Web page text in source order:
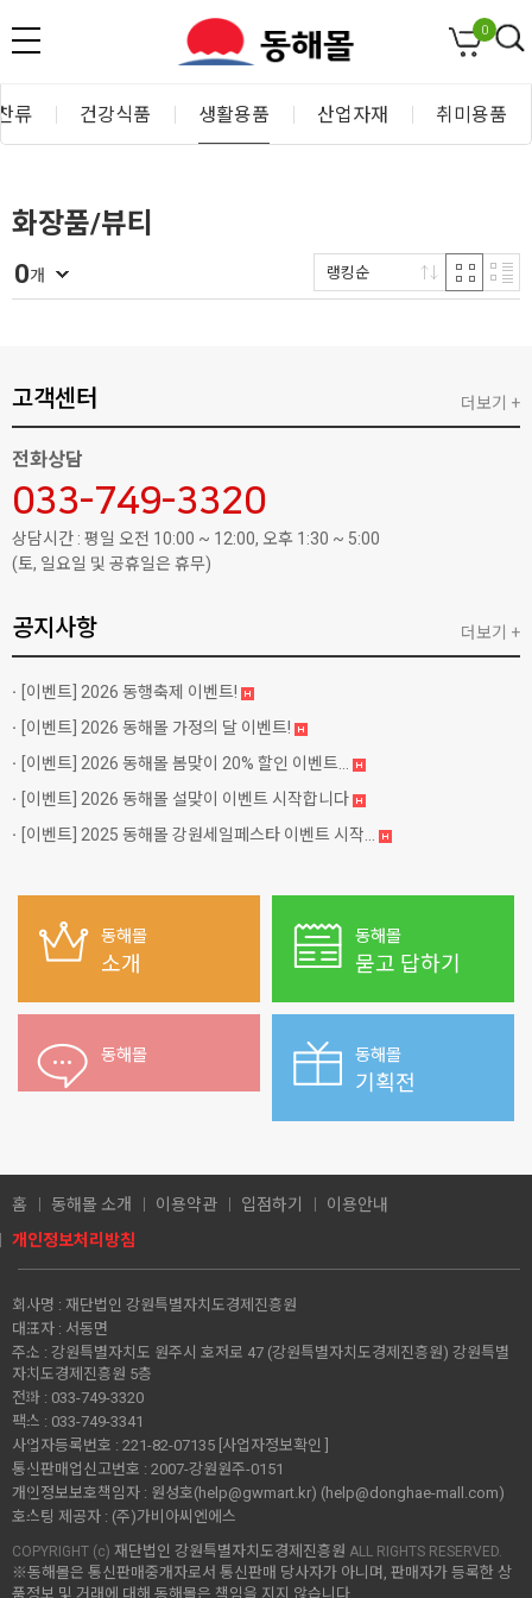
0
류 건강식품 생활용품 산업자재 취미용품
화장품/뷰티
0개 랭킹순
고객센터
전화상담
033-749-3320
상담시간 : 평일 오전 10:00 ~ 12:00, 오후 1:30 ~ 5:00
(토, 일요일 및 공휴일은 휴무)
더보기 +
공지사항
[이벤트] 2026 동행축제 이벤트!
[이벤트] 2026 동해몰 가정의 달 이벤트!
[이벤트] 2026 동해몰 봄맞이 20% 할인 이벤트...
[이벤트] 2026 동해몰 설맞이 이벤트 시작합니다
[이벤트] 2025 동해몰 강원세일페스타 이벤트 시작...
더보기 +
동해몰
소개
동해몰
묻고 답하기
동해몰 동해몰
기획전
홈 동해몰 소개 이용약관 입점하기
이용안내
개인정보처리방침
회사명 : 재단법인 강원특별자치도경제진흥원
대표자 : 서동면
주소 : 강원특별자치도 원주시 호저로 47 (강원특별자치도경제진흥원) 강원특별
자치도경제진흥원 5층
전화 : 033-749-3320
팩스 : 033-749-3341
사업자등록번호 : 221-82-07135 [사업자정보확인 ]
통신판매업신고번호 : 2007-강원원주-0151
개인정보보호책임자 : 원성호(help@gwmart.kr) (help@donghae-mall.com)
호스팅 제공자 : (주)가비아씨엔에스
COPYRIGHT (c) 재단법인 강원특별자치도경제진흥원 ALL RIGHTS RESERVED.
※동해몰은 통신판매중개자로서 통신판매 당사자가 아니며, 판매자가 등록한 상
품정보 및 거래에 대해 동해몰은 책임을 지지 않습니다.